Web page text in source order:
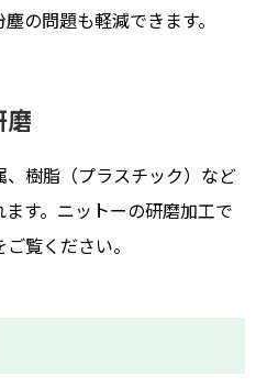
の問題も軽減できます。
磨
樹脂（プラスチック）など
す。ニットーの研磨加工で
覧ください。